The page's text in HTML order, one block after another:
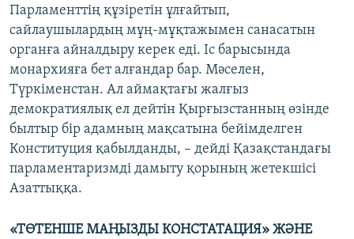
Парламенттің құзіретін ұлғайтып,
сайлаушылардың мұң-мұқтажымен санасатын
органға айналдыру керек еді. Іс барысында
монархияға бет алғандар бар. Мәселен,
Түркіменстан. Ал аймақтағы жалғыз
демократиялық ел дейтін Қырғызстанның өзінде
былтыр бір адамның мақсатына бейімделген
Конституция қабылданды, – дейді Қазақстандағы
парламентаризмді дамыту қорының жетекшісі
Азаттыққа.
«ТӨТЕНШЕ МАҢЫЗДЫ КОНСТАТАЦИЯ» ЖӘНЕ